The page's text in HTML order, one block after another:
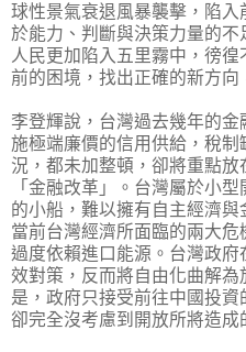
球性景氣衰退風暴襲擊，陷
於能力、判斷與決策力量的
人民更加陷入五里霧中，徬
前的困境，找出正確的新方向
李登輝說，台灣過去幾年的
施極端廉價的信用供給，稅
況，都未加整頓，卻將重點
「金融改革」。台灣屬於小
的小船，難以擁有自主經濟與
當前台灣經濟所面臨的兩大
過度依賴進口能源。台灣政
效對策，反而將自由化曲解
是，政府只接受前往中國投資
卻完全沒考慮到開放所將造成